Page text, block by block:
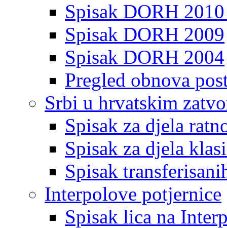
Spisak DORH
Spisak DORH 2009
Spisak DORH 2004
Pregled obnova
Srbi u hrvatskim
Spisak za djela
Spisak za djela
Spisak
Interpolove potjernice
Spisak lica na